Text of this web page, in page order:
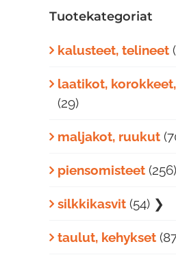
Tuotekategoriat
kalusteet, telineet
laatikot,
(29)
maljakot, ruukut
piensomisteet (256)
silkkikasvit (54) ❯
taulut, kehykset